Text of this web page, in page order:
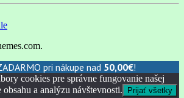
pri nákupe nad 50,00€!
cookies pre správne fungovanie našej
a analýzu návštevnosti.
Prijať všetky